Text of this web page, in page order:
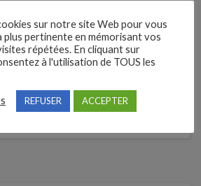
: 19
sur notre site Web pour vous
pertinente en mémorisant vos
répétées. En cliquant sur
à l'utilisation de TOUS les
REFUSER ACCEPTER